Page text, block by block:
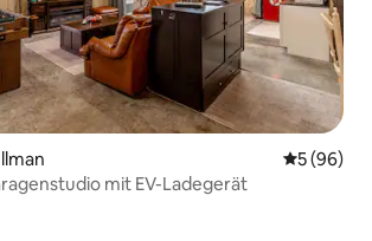
5 (96)
mit EV-Ladegerät